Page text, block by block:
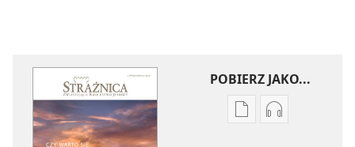
POBIERZ JAKO...
UstawieniaUstawienia